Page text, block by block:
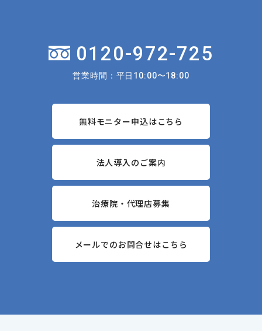
0120-972-725
営業時間：平日10:00〜18:00
無料モニター申込はこちら
法人導入のご案内
治療院・代理店募集
メールでのお問合せはこちら